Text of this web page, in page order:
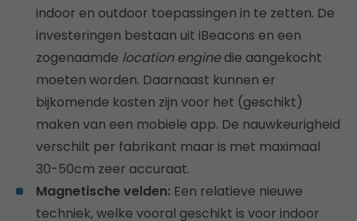
indoor en outdoor toepassingen in te zetten. De
investeringen bestaan uit iBeacons en een
zogenaamde location enginedie aangekocht
moeten worden. Daarnaast kunnen er
bijkomende kosten zijn voor het (geschikt)
maken van een mobiele app. De nauwkeurigheid
verschilt per fabrikant maar is met maximaal
30-50cm zeer accuraat.
Magnetische velden: Een relatieve nieuwe
techniek, welke vooral geschikt is voor indoor